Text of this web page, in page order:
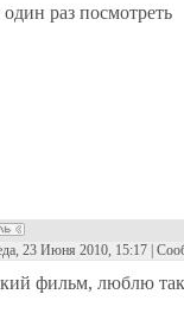
один раз посмотреть
23 Июня 2010, 15:17 |
фильм, люблю